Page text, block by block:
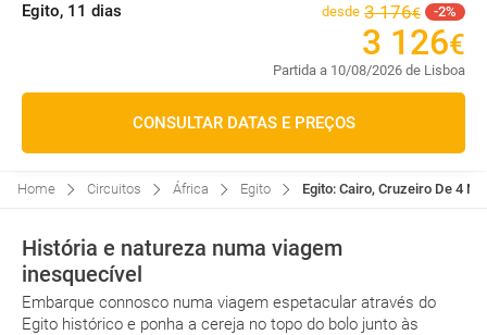
Egito, 11 dias desde 3 176€ 2
3 126€
Partida a 10/08/2026 de Lisboa
CONSULTAR DATAS E PREÇOS
Home Circuitos África Egito Egito: Cairo, Cruzeiro De 4
História e natureza numa viagem
inesquecível
Embarque connosco numa viagem espetacular através do
Egito histórico e ponha a cereja no topo do bolo junto às